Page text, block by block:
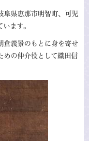
阜県恵那市明智町、可児
ます。
倉義景のもとに身を寄せ
めの仲介役として織田信